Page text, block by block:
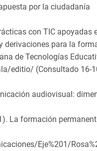
por la ciudadanía
con TIC apoyadas
derivaciones para la
de Tecnologías
editio/ (Consultado 16-
audiovisual:
La formación
Eje%201/